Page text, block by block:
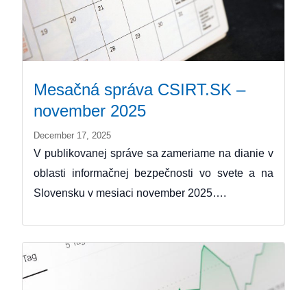
Mesačná správa CSIRT.SK –
november 2025
December 17, 2025
V publikovanej správe sa zameriame na dianie v
oblasti informačnej bezpečnosti vo svete a na
Slovensku v mesiaci november 2025….